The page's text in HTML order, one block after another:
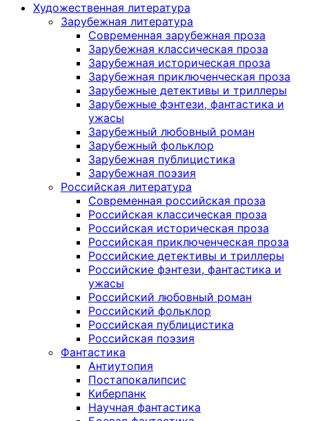
Художественная литература
Зарубежная литература
Современная зарубежная проза
Зарубежная классическая проза
Зарубежная историческая проза
Зарубежная приключенческая проза
Зарубежные детективы и триллеры
Зарубежные фэнтези, фантастика и
ужасы
Зарубежный любовный роман
Зарубежный фольклор
Зарубежная публицистика
Зарубежная поэзия
Российская литература
Современная российская проза
Российская классическая проза
Российская историческая проза
Российская приключенческая проза
Российские детективы и триллеры
Российские фэнтези, фантастика и
ужасы
Российский любовный роман
Российский фольклор
Российская публицистика
Российская поэзия
Фантастика
Антиутопия
Постапокалипсис
Киберпанк
Научная фантастика